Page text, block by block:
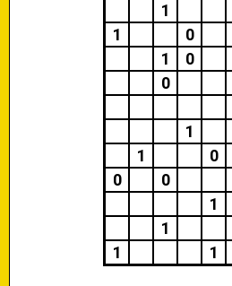
1
1
0
1
0
0
1
1
0
0
0
1
1
1
1